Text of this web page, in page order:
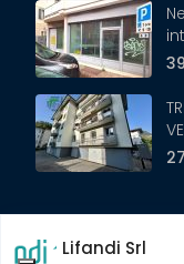
Copyright ©2024
Lifandi Srl